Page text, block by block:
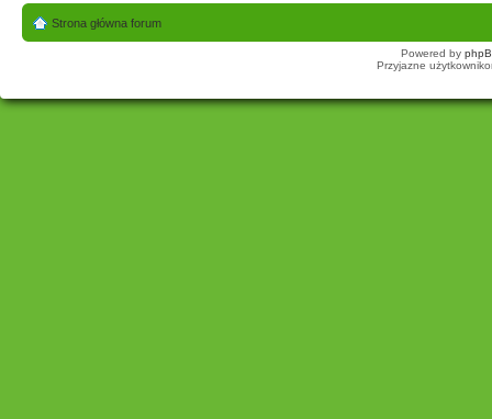
Strona główna forum
Powered by
Przyjazne